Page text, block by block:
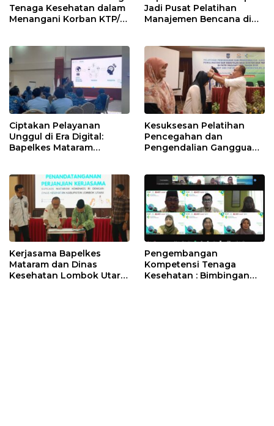
Tenaga Kesehatan dalam
Menangani Korban KTP/A
Jadi Pusat Pelatihan
Manajemen Bencana di
Ciptakan Pelayanan
Unggul di Era Digital:
Bapelkes Mataram
Kesuksesan Pelatihan
Pencegahan dan
Pengendalian Gangguan
Kerjasama Bapelkes
Mataram dan Dinas
Kesehatan Lombok Utara:
Pengembangan
Kompetensi Tenaga
Kesehatan : Bimbingan